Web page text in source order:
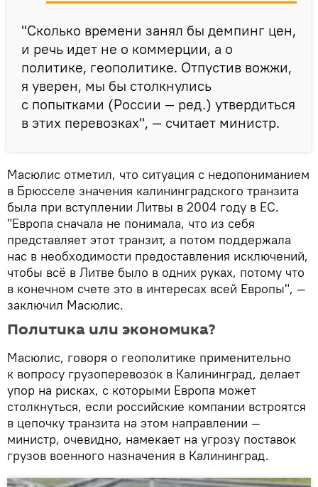
"Сколько времени занял бы демпинг цен,
и речь идет не о коммерции, а о
политике, геополитике. Отпустив вожжи,
я уверен, мы бы столкнулись
с попытками (России — ред.) утвердиться
в этих перевозках", — считает министр.
Масюлис отметил, что ситуация с недопониманием
в Брюсселе значения калининградского транзита
была при вступлении Литвы в 2004 году в ЕС.
"Европа сначала не понимала, что из себя
представляет этот транзит, а потом поддержала
нас в необходимости предоставления исключений,
чтобы всё в Литве было в одних руках, потому что
в конечном счете это в интересах всей Европы", —
заключил Масюлис.
Политика или экономика?
Масюлис, говоря о геополитике применительно
к вопросу грузоперевозок в Калининград, делает
упор на рисках, с которыми Европа может
столкнуться, если российские компании встроятся
в цепочку транзита на этом направлении —
министр, очевидно, намекает на угрозу поставок
грузов военного назначения в Калининград.